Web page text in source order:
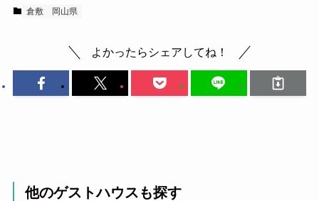
倉敷 岡山県
よかったらシェアしてね！
他のゲストハウスも探す